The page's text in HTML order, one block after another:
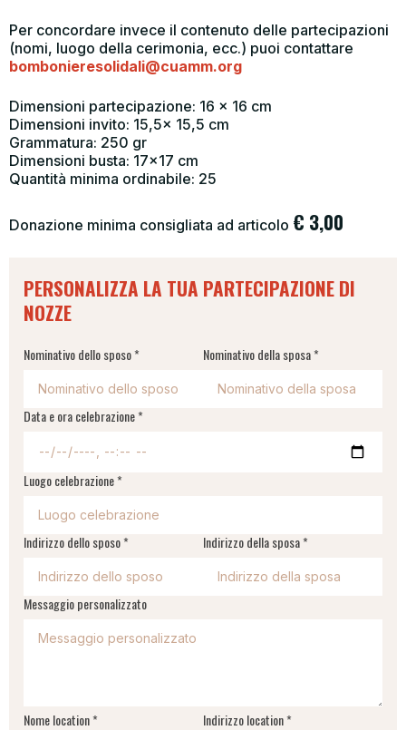
Per concordare invece il contenuto delle partecipazioni
(nomi, luogo della cerimonia, ecc.) puoi contattare
bombonieresolidali@cuamm.org
Dimensioni partecipazione: 16 x 16 cm
Dimensioni invito: 15,5x 15,5 cm
Grammatura: 250 gr
Dimensioni busta: 17×17 cm
Quantità minima ordinabile: 25
Donazione minima consigliata ad articolo € 3,00
PERSONALIZZA LA TUA PARTECIPAZIONE DI
NOZZE
Nominativo dello sposo * Nominativo della sposa *
Data e ora celebrazione *
Luogo celebrazione *
Indirizzo dello sposo * Indirizzo della sposa *
Messaggio personalizzato
Nome location * Indirizzo location *